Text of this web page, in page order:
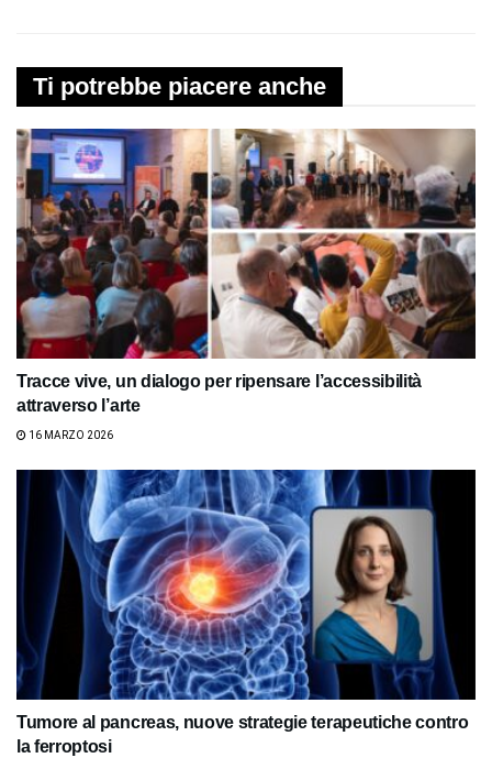
Ti potrebbe piacere anche
Tracce vive, un dialogo per ripensare l’accessibilità
attraverso l’arte
16 MARZO 2026
Tumore al pancreas, nuove strategie terapeutiche contro
la ferroptosi